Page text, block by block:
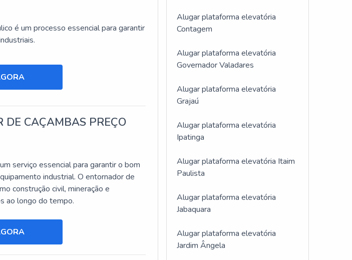
é um processo essencial para garantir
CAÇAMBAS PREÇO
serviço essencial para garantir o bom
industrial. O entornador de
construção civil, mineração e
ao longo do tempo.
Alugar plataforma elevatória
Contagem
Alugar plataforma elevatória
Governador Valadares
Alugar plataforma elevatória
Grajaú
Alugar plataforma elevatória
Ipatinga
Alugar plataforma elevatória Itaim
Paulista
Alugar plataforma elevatória
Jabaquara
Alugar plataforma elevatória
Jardim Ângela